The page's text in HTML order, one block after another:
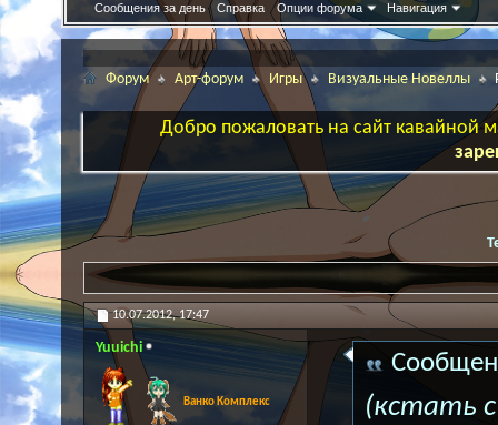
Сообщения за день Справка Опции форума Навигация
Форум Арт-форум Игры Визуальные Новеллы
Добро пожаловать на сайт кавайной
10.07.2012,17:47
Yuuichi
Ванко Комплекс
(кстать